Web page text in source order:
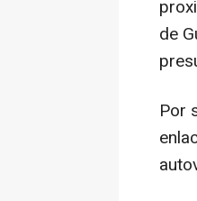
de
Por